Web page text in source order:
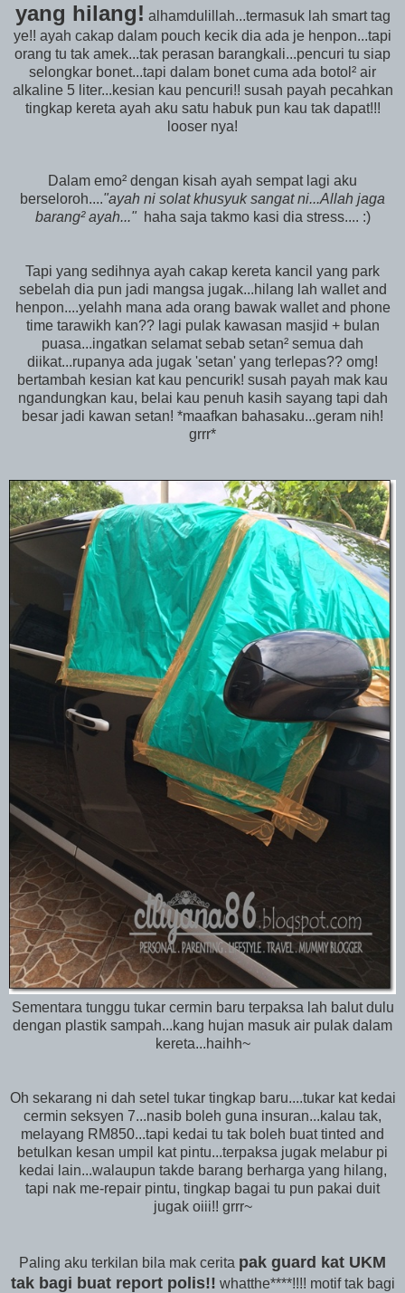
yang hilang! alhamdulillah...termasuk lah smart tag
ye!! ayah cakap dalam pouch kecik dia ada je henpon...tapi
orang tu tak amek...tak perasan barangkali...pencuri tu siap
selongkar bonet...tapi dalam bonet cuma ada botol² air
alkaline 5 liter...kesian kau pencuri!! susah payah pecahkan
tingkap kereta ayah aku satu habuk pun kau tak dapat!!!
looser nya!
Dalam emo² dengan kisah ayah sempat lagi aku
berseloroh...."ayah ni solat khusyuk sangat ni...Allah jaga
barang² ayah..."haha saja takmo kasi dia stress.... :)
Tapi yang sedihnya ayah cakap kereta kancil yang park
sebelah dia pun jadi mangsa jugak...hilang lah wallet and
henpon....yelahh mana ada orang bawak wallet and phone
time tarawikh kan?? lagi pulak kawasan masjid + bulan
puasa...ingatkan selamat sebab setan² semua dah
diikat...rupanya ada jugak 'setan' yang terlepas?? omg!
bertambah kesian kat kau pencurik! susah payah mak kau
ngandungkan kau, belai kau penuh kasih sayang tapi dah
besar jadi kawan setan! *maafkan bahasaku...geram nih!
grrr*
Sementara tunggu tukar cermin baru terpaksa lah balut dulu
dengan plastik sampah...kang hujan masuk air pulak dalam
kereta...haihh~
Oh sekarang ni dah setel tukar tingkap baru....tukar kat kedai
cermin seksyen 7...nasib boleh guna insuran...kalau tak,
melayang RM850...tapi kedai tu tak boleh buat tinted and
betulkan kesan umpil kat pintu...terpaksa jugak melabur pi
kedai lain...walaupun takde barang berharga yang hilang,
tapi nak me-repair pintu, tingkap bagai tu pun pakai duit
jugak oiii!! grrr~
Paling aku terkilan bila mak cerita pak guard kat UKM
tak bagi buat report polis!! whatthe****!!!! motif tak bagi